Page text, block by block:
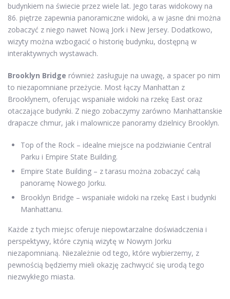
budynkiem na świecie przez wiele lat. Jego taras widokowy na
86. piętrze zapewnia panoramiczne widoki, a w jasne dni można
zobaczyć z niego nawet Nową Jork i New Jersey. Dodatkowo,
wizyty można wzbogacić o historię budynku, dostępną w
interaktywnych wystawach.
Brooklyn Bridge również zasługuje na uwagę, a spacer po nim
to niezapomniane przeżycie. Most łączy Manhattan z
Brooklynem, oferując wspaniałe widoki na rzekę East oraz
otaczające budynki. Z niego zobaczymy zarówno Manhattanskie
drapacze chmur, jak i malownicze panoramy dzielnicy Brooklyn.
Top of the Rock – idealne miejsce na podziwianie Central
Parku i Empire State Building.
Empire State Building – z tarasu można zobaczyć całą
panoramę Nowego Jorku.
Brooklyn Bridge – wspaniałe widoki na rzekę East i budynki
Manhattanu.
Każde z tych miejsc oferuje niepowtarzalne doświadczenia i
perspektywy, które czynią wizytę w Nowym Jorku
niezapomnianą. Niezależnie od tego, które wybierzemy, z
pewnością będziemy mieli okazję zachwycić się urodą tego
niezwykłego miasta.